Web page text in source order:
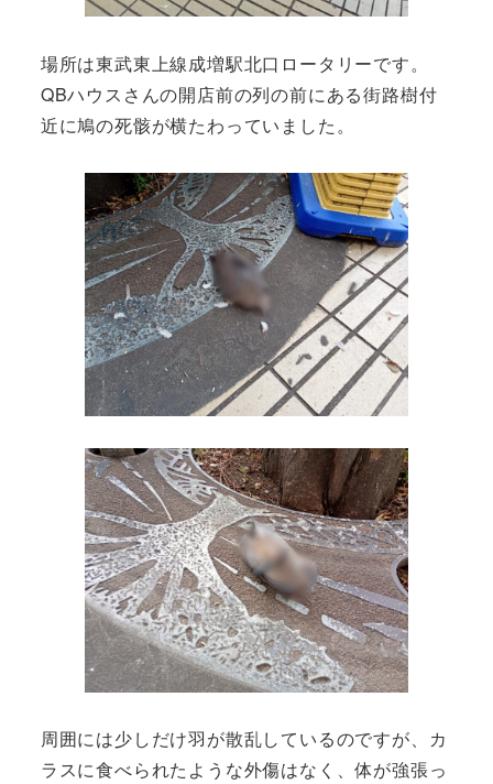
場所は東武東上線成増駅北口ロータリーです。
QBハウスさんの開店前の列の前にある街路樹付
近に鳩の死骸が横たわっていました。
周囲には少しだけ羽が散乱しているのですが、カ
ラスに食べられたような外傷はなく、体が強張っ